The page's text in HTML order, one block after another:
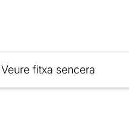
Veure fitxa sencera